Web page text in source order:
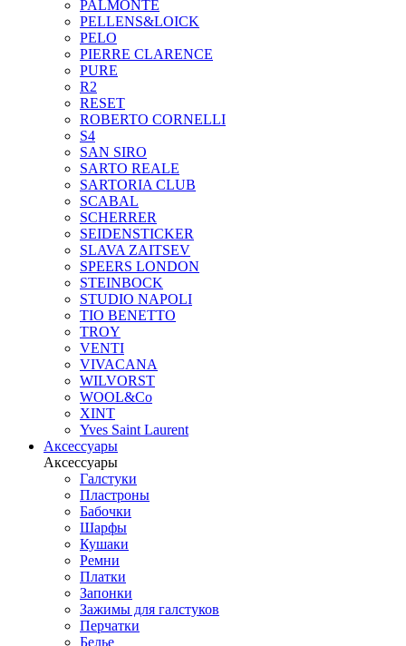
PALMONTE
PELLENS&LOICK
PELO
PIERRE CLARENCE
PURE
R2
RESET
ROBERTO CORNELLI
S4
SAN SIRO
SARTO REALE
SARTORIA CLUB
SCABAL
SCHERRER
SEIDENSTICKER
SLAVA ZAITSEV
SPEERS LONDON
STEINBOCK
STUDIO NAPOLI
TIO BENETTO
TROY
VENTI
VIVACANA
WILVORST
WOOL&Co
XINT
Yves Saint Laurent
Аксессуары
Аксессуары
Галстуки
Пластроны
Бабочки
Шарфы
Кушаки
Ремни
Платки
Запонки
Зажимы для галстуков
Перчатки
Белье